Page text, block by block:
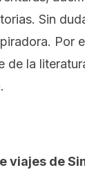
Sin
Por
de la
viajes de